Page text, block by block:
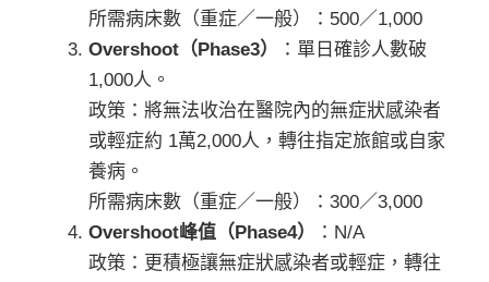
所需病床數（重症／一般）：500／1,000
Overshoot（Phase3）
：單日確診人數破
1,000人。
政策：將無法收治在醫院內的無症狀感染者
或輕症約 1萬2,000人，轉往指定旅館或自家
養病。
所需病床數（重症／一般）：300／3,000
Overshoot峰值（Phase4）
：N/A
政策：更積極讓無症狀感染者或輕症，轉往